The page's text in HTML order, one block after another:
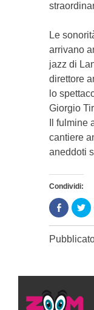
Le
arrivano
jazz di
direttore
lo
Giorgio
Il fulmine
cantiere
aneddoti
Condividi:
Condividi
su
Facebook
(Si
apre
in
su
(Si